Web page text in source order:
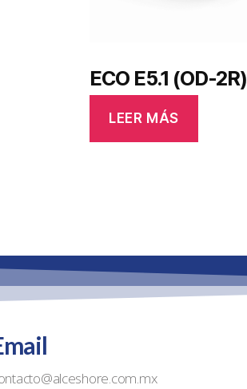
ECO E5.1 (OD-2R)
LEER MÁS